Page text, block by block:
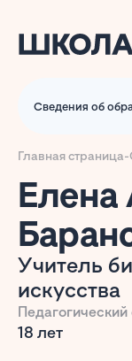
Сведения об
Главная страница-
Елена
Учитель
искусства
18 лет